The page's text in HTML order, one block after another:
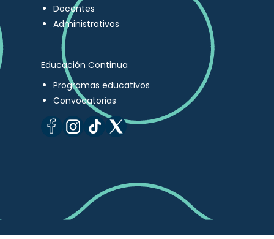
Docentes
Administrativos
Educación Continua
Programas educativos
Convocatorias